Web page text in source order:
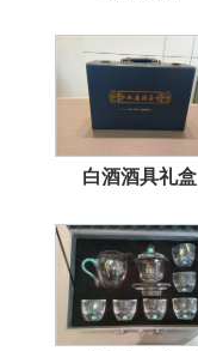
白酒酒具礼盒